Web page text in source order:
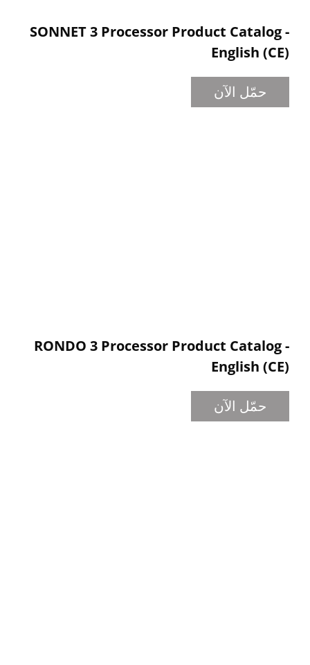
SONNET 3 Processor Product Catalog -
English (CE)
حمّل الآن
RONDO 3 Processor Product Catalog -
English (CE)
حمّل الآن